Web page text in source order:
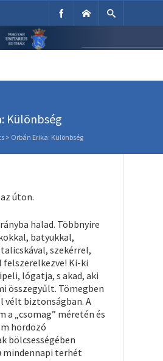
Egyház
Különbség
> Orbán Erika: Különbség
úton.
halad. Többnyire
batyukkal,
szekérrel,
Ki-ki
lógatja, s akad, aki
összegyűlt. Tömegben
vélt biztonságban. A
a „csomag” méretén és
hordozó
bölcsességében
mindennapi terhét